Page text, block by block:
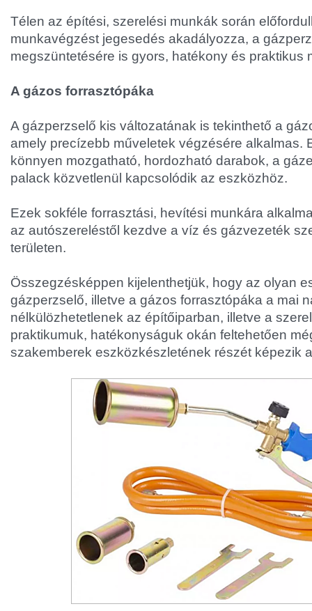
Télen az építési, szerelési munkák során
munkavégzést jegesedés akadályozza, a
megszüntetésére is gyors, hatékony és praktikus
A gázos forrasztópáka
A gázperzselő kis változatának is tekinthető a
amely precízebb műveletek végzésére alkalmas.
könnyen mozgatható, hordozható darabok, a
palack közvetlenül kapcsolódik az eszközhöz.
Ezek sokféle forrasztási, hevítési munkára
az autószereléstől kezdve a víz és gázvezeték
területen.
Összegzésképpen kijelenthetjük, hogy az olyan
gázperzselő, illetve a gázos forrasztópáka a mai
nélkülözhetetlenek az építőiparban, illetve a
praktikumuk, hatékonyságuk okán feltehetően
szakemberek eszközkészletének részét képezik